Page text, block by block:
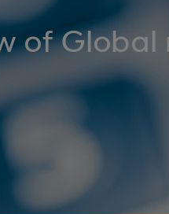
of Global